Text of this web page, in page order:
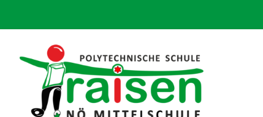
Inhalt